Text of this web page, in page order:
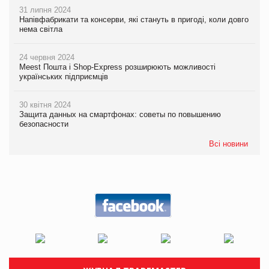
31 липня 2024
Напівфабрикати та консерви, які стануть в пригоді, коли довго
нема світла
24 червня 2024
Meest Пошта і Shop-Express розширюють можливості
українських підприємців
30 квітня 2024
Защита данных на смартфонах: советы по повышению
безопасности
Всі новини